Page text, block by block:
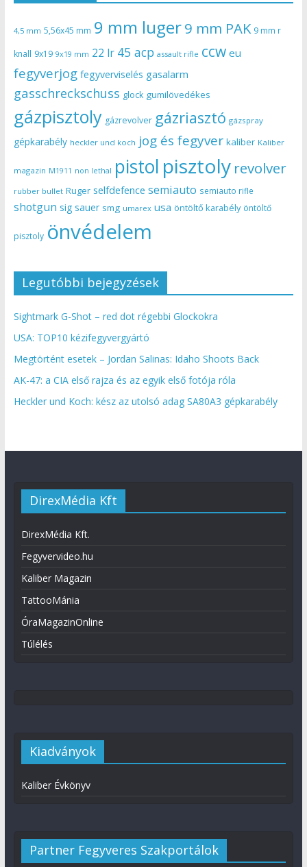
4,5 mm 5,56x45 mm 9 mm luger9 mm PAK 9 mm r
knall 9x19 9x19 mm 22 lr 45 acp assault rifle ccw eu
fegyverjog fegyverviselés gasalarm
gasschreckschuss glock gumilövedékes
gázpisztoly gázrevolver gázriasztó gázspray
gépkarabély heckler und koch jog és fegyver kaliber Kaliber
magazin M1911 non lethal pistol pisztoly revolver
rubber bullet Ruger selfdefence semiauto semiauto rifle
shotgun sig sauer smg umarex usa öntöltő karabély öntöltő
pisztoly önvédelem
Legutóbbi bejegyzések
Sightmark G-Shot – red dot régebbi Glockokra
USA: TOP10 kézifegyvergyártó
Megtörtént esetek – Jordan Salinas: Idaho Shoots Back
AK-47: a CIA első rajza és az egyik első fotója róla
Heckler und Koch: kész az utolsó adag SA80A3 gépkarabély
DirexMédia Kft
DirexMédia Kft.
Fegyvervideo.hu
Kaliber Magazin
TattooMánia
ÓraMagazinOnline
Túlélés
Kiadványok
Kaliber Évkönyv
Partner Fegyveres Szakportálok